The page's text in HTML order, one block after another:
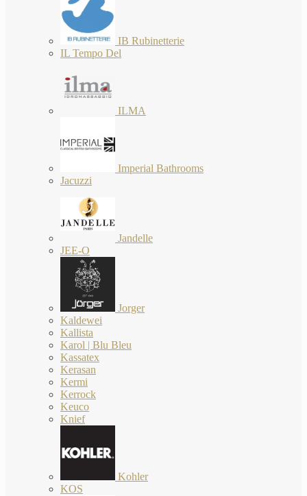
IB Rubinetterie
IL Tempo Del
ILMA
Imperial Bathrooms
Jacuzzi
Jandelle
JEE-O
Jorger
Kaldewei
Kallista
Karol | Blu Bleu
Kassatex
Kerasan
Kermi
Kerrock
Keuco
Knief
Kohler
KOS